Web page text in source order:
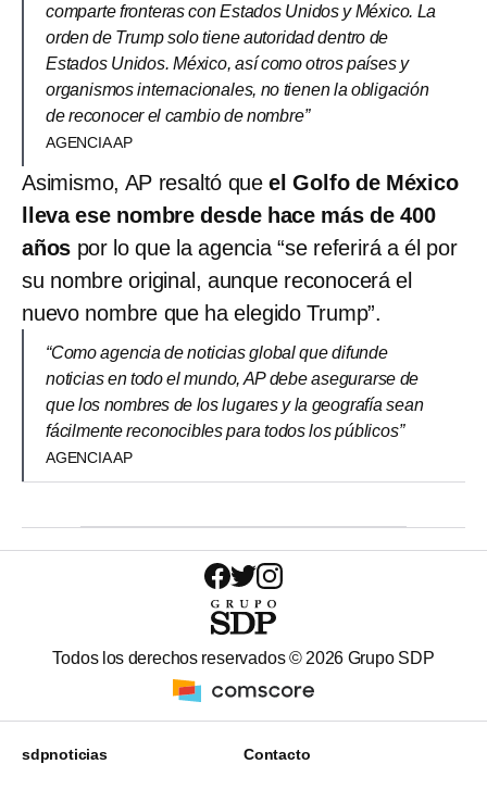
comparte fronteras con Estados Unidos y México. La
orden de Trump solo tiene autoridad dentro de
Estados Unidos. México, así como otros países y
organismos internacionales, no tienen la obligación
de reconocer el cambio de nombre”
AGENCIA AP
Asimismo, AP resaltó queel Golfo de México
lleva ese nombre desde hace más de 400
años por lo que la agencia “se referirá a él por
su nombre original, aunque reconocerá el
nuevo nombre que ha elegido Trump”.
“Como agencia de noticias global que difunde
noticias en todo el mundo, AP debe asegurarse de
que los nombres de los lugares y la geografía sean
fácilmente reconocibles para todos los públicos”
AGENCIA AP
Todos los derechos reservados © 2026 Grupo SDP
sdpnoticias Contacto